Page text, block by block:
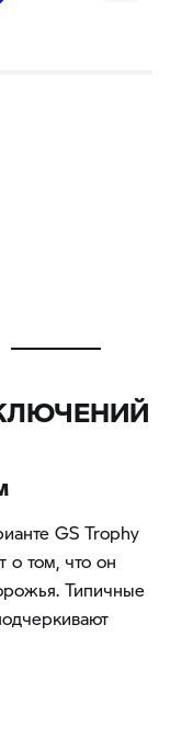
GS Trophy
о том, что он
Типичные